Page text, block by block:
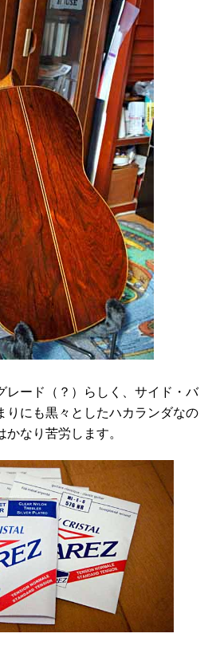
レード（？）らしく、サイド・バ
りにも黒々としたハカランダなの
なり苦労します。